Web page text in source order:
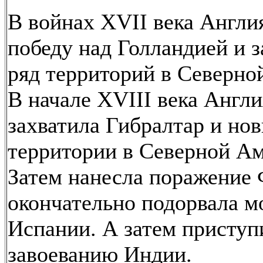
В войнах XVII века
победу над Голландией и
ряд территорий в
В начале XVIII века
захватила Гибралтар и
территории в Северной
Затем нанесла
окончательно подорвала
Испании. А затем
завоеванию Индии.